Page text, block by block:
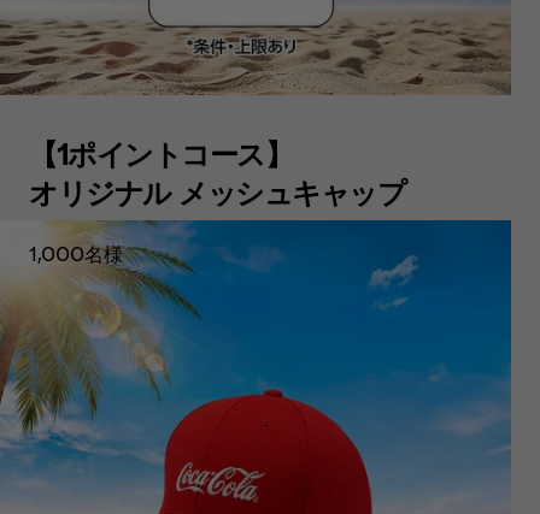
【1ポイントコース】
オリジナル メッシュキャップ
1,000名様